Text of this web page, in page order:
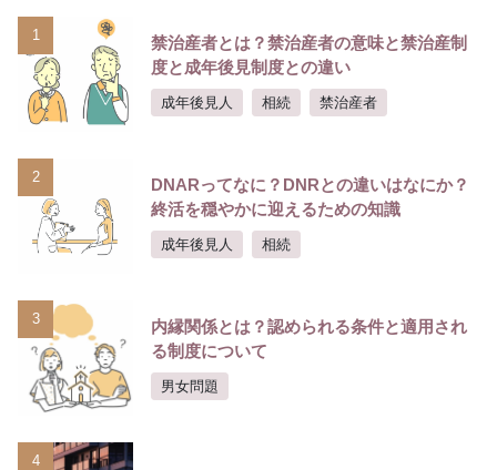
1
禁治産者とは？禁治産者の意味と禁治産制
度と成年後見制度との違い
成年後見人 相続 禁治産者
2
DNARってなに？DNRとの違いはなにか？
終活を穏やかに迎えるための知識
成年後見人 相続
3
内縁関係とは？認められる条件と適用され
る制度について
男女問題
4